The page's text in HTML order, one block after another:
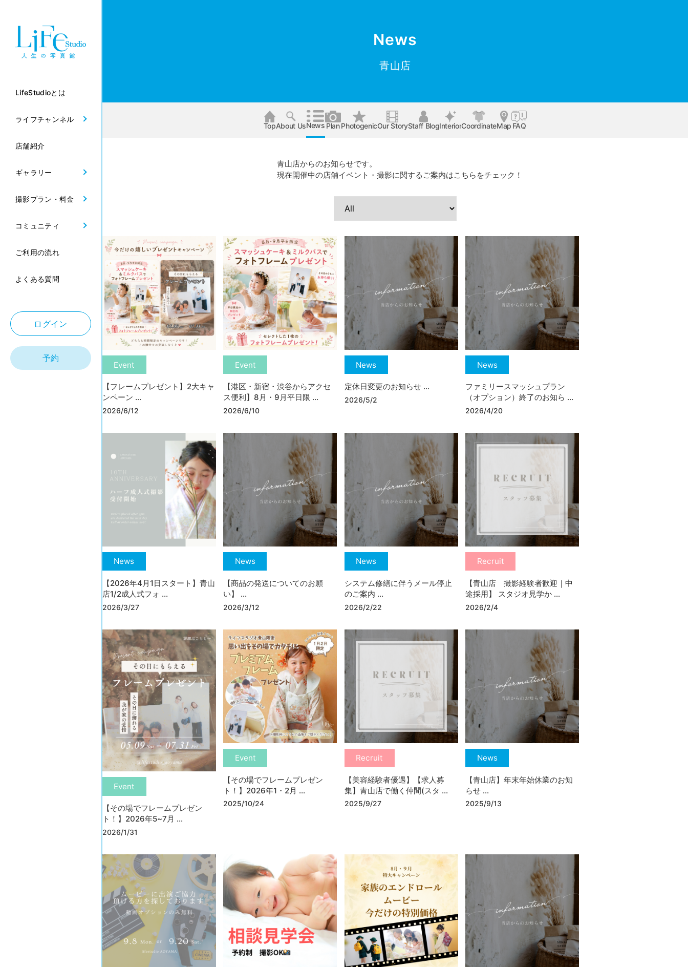
LifeStudioとは
ライフチャンネル
店舗紹介
ギャラリー
撮影プラン・料金
コミュニティ
ご利用の流れ
よくある質問
ログイン
予約
News
青山店
TopAbout UsNews PlanPhotogenicOur StoryStaff BlogInteriorCoordinateMap FAQ
青山店からのお知らせです。
現在開催中の店舗イベント・撮影に関するご案内はこちらをチェック！
Event
【フレームプレゼント】2大キャ
ンペーン ...
2026/6/12
Event
【港区・新宿・渋谷からアクセ
ス便利】8月・9月平日限 ...
2026/6/10
News
定休日変更のお知らせ ...
2026/5/2
News
ファミリースマッシュプラン
（オプション）終了のお知ら ...
2026/4/20
News
【2026年4月1日スタート】青山
店1/2成人式フォ ...
2026/3/27
News
【商品の発送についてのお願
い】 ...
2026/3/12
News
システム修繕に伴うメール停止
のご案内 ...
2026/2/22
Recruit
【青山店 撮影経験者歓迎｜中
途採用】 スタジオ見学か ...
2026/2/4
Event
【その場でフレームプレゼン
ト！】2026年5~7月 ...
2026/1/31
Event
【その場でフレームプレゼン
ト！】2026年1・2月 ...
2025/10/24
Recruit
【美容経験者優遇】【求人募
集】青山店で働く仲間(スタ ...
2025/9/27
News
【青山店】年末年始休業のお知
らせ ...
2025/9/13